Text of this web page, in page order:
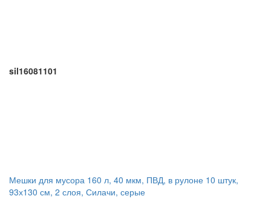
sil16081101
Мешки для мусора 160 л, 40 мкм, ПВД, в рулоне 10 штук,
93х130 см, 2 слоя, Силачи, серые